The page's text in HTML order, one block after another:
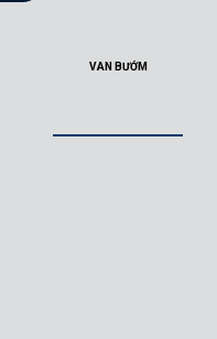
VAN BƯỚM